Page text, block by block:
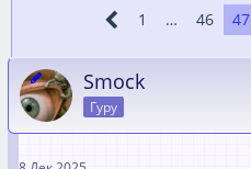
1 … 46 47
Smock
Гуру